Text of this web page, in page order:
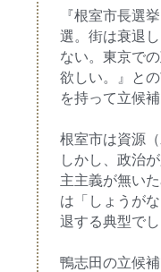
『根室市長選
選。街は衰退
ない。東京で
欲しい。』と
を持って立候補
根室市は資源
しかし、政治
主主義が無い
は「しょうが
退する典型でし
鴨志田の立候